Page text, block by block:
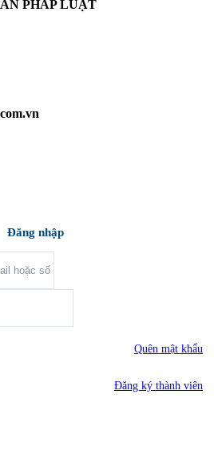
PHÁP LUẬT
Đăng nhập
Quên mật khẩu
Đăng ký thành viên